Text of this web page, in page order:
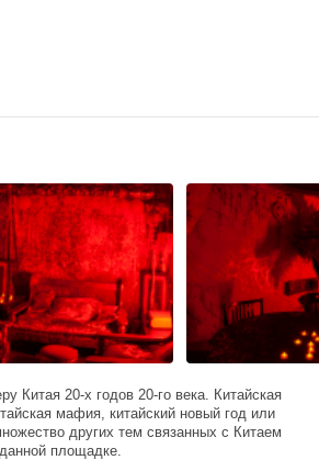
с крыльями
росписью
и другие уникальные объекты
и кадры как при фотосессии так и при
Китая 20-х годов 20-го века. Китайская
мафия, китайский новый год или
других тем связанных с Китаем
площадке.